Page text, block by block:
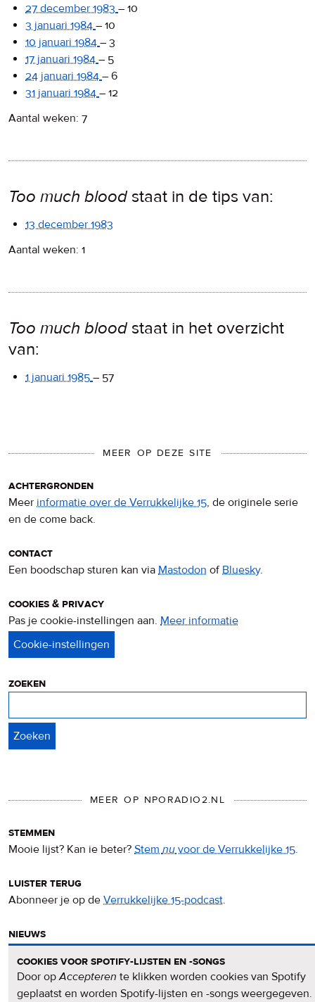
27 december 1983 – 10
3 januari 1984 – 10
10 januari 1984 – 3
17 januari 1984 – 5
24 januari 1984 – 6
31 januari 1984 – 12
Aantal weken: 7
Too much bloodstaat in de tips van:
13 december 1983
Aantal weken: 1
Too much bloodstaat in het overzicht
van:
1 januari 1985 – 57
MEER OP DEZE SITE
achtergronden
Meer informatie over de Verrukkelijke 15, de originele serie
en de come back.
contact
Een boodschap sturen kan via Mastodon ofBluesky.
cookies & privacy
Pas je cookie-instellingen aan. Meer informatie
zoeken
MEER OP NPORADIO2.NL
stemmen
Mooie lijst? Kan ie beter? Stemnuvoor de Verrukkelijke 15.
luister terug
Abonneer je op de Verrukkelijke 15-podcast.
nieuws
nieuwsbrief
cookies voor spotify-lijsten en -songs
Door opAccepteren te klikken worden cookies van Spotify
geplaatst en worden Spotify-lijsten en -songs weergegeven.